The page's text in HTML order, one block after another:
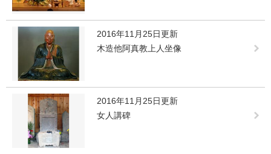
2016年11月25日更新
木造他阿真教上人坐像
2016年11月25日更新
女人講碑